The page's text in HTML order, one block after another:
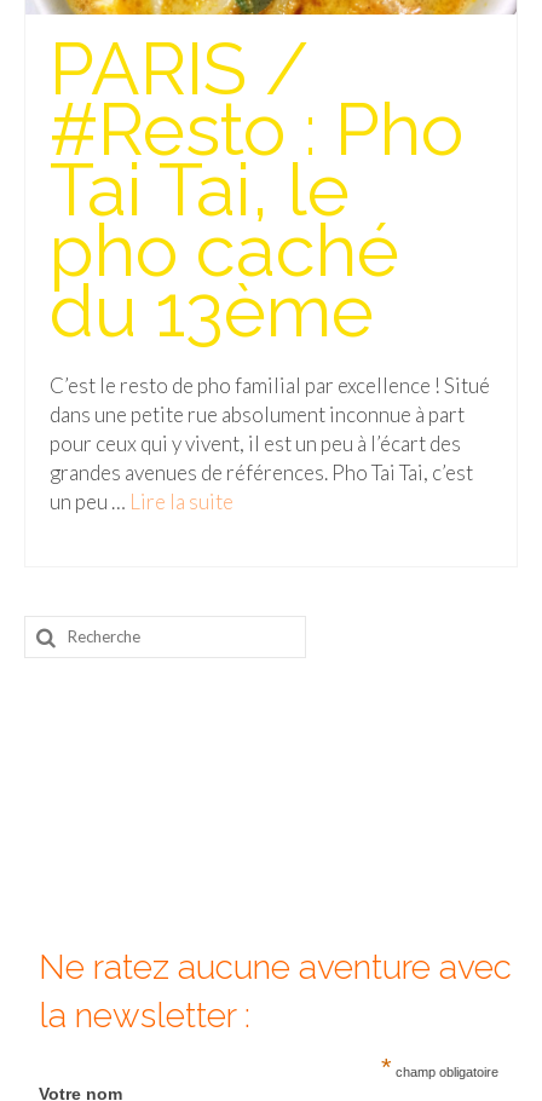
Quy Nhon
EUROPE
France
La Réunion
Paris
Poitou
Saint-Malo
Savoie
Vendée
Allemagne
Danemark
– Berlin
BOLIVIE
PARIS /
#Resto : Pho
Tai Tai, le
pho caché
du 13ème
C’est le resto de pho familial par excellence ! Situé
dans une petite rue absolument inconnue à part
pour ceux qui y vivent, il est un peu à l’écart des
grandes avenues de références. Pho Tai Tai, c’est
un peu … Lire la suite­­
Rechercher
:
Ne ratez aucune aventure avec
la newsletter :
* champ obligatoire
Votre nom